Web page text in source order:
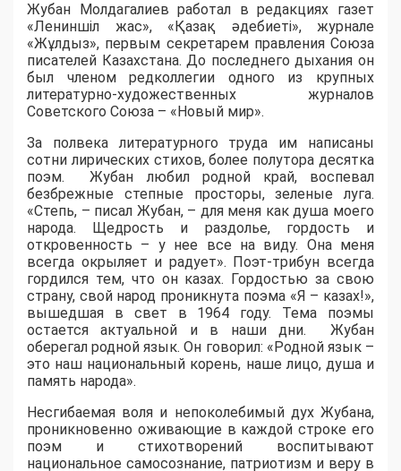
Жубан Молдагалиев работал в редакциях газет
«Лениншіл жас», «Қазақ әдебиеті», журнале
«Жұлдыз», первым секретарем правления Союза
писателей Казахстана. До последнего дыхания он
был членом редколлегии одного из крупных
литературно-художественных журналов
Советского Союза – «Новый мир».
За полвека литературного труда им написаны
сотни лирических стихов, более полутора десятка
поэм. Жубан любил родной край, воспевал
безбрежные степные просторы, зеленые луга.
«Степь, – писал Жубан, – для меня как душа моего
народа. Щедрость и раздолье, гордость и
откровенность – у нее все на виду. Она меня
всегда окрыляет и радует». Поэт-трибун всегда
гордился тем, что он казах. Гордостью за свою
страну, свой народ проникнута поэма «Я – казах!»,
вышедшая в свет в 1964 году. Тема поэмы
остается актуальной и в наши дни. Жубан
оберегал родной язык. Он говорил: «Родной язык –
это наш национальный корень, наше лицо, душа и
память народа».
Несгибаемая воля и непоколебимый дух Жубана,
проникновенно оживающие в каждой строке его
поэм и стихотворений воспитывают
национальное самосознание, патриотизм и веру в